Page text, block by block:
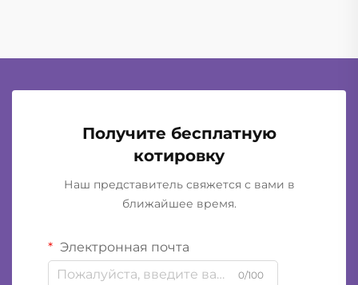
Получите бесплатную
котировку
Наш представитель свяжется с вами в
ближайшее время.
Электронная почта
0/100